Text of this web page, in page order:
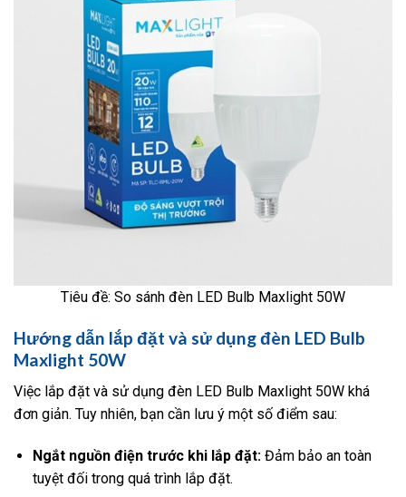
Tiêu đề: So sánh đèn LED Bulb Maxlight 50W
Hướng dẫn lắp đặt và sử dụng đèn LED Bulb
Maxlight 50W
Việc lắp đặt và sử dụng đèn LED Bulb Maxlight 50W khá
đơn giản. Tuy nhiên, bạn cần lưu ý một số điểm sau:
Ngắt nguồn điện trước khi lắp đặt:Đảm bảo an toàn
tuyệt đối trong quá trình lắp đặt.